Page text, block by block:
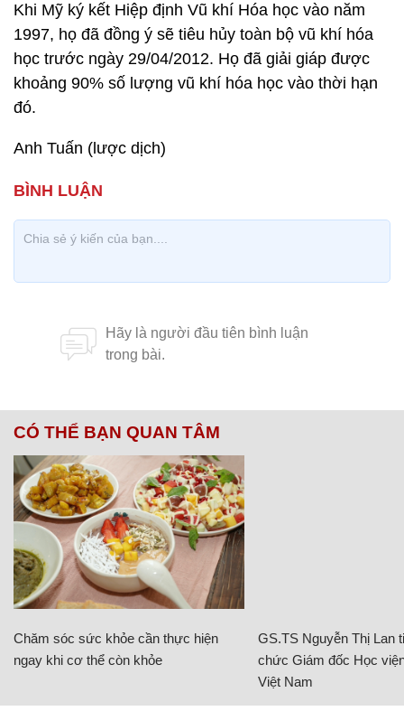
Khi Mỹ ký kết Hiệp định Vũ khí Hóa học vào năm
1997, họ đã đồng ý sẽ tiêu hủy toàn bộ vũ khí hóa
học trước ngày 29/04/2012. Họ đã giải giáp được
khoảng 90% số lượng vũ khí hóa học vào thời hạn
đó.
Anh Tuấn (lược dịch)
CÓ THỂ BẠN QUAN TÂM
Chăm sóc sức khỏe cần thực hiện
ngay khi cơ thể còn khỏe
GS.TS Nguyễn Thị Lan
chức Giám đốc Học
Việt Nam